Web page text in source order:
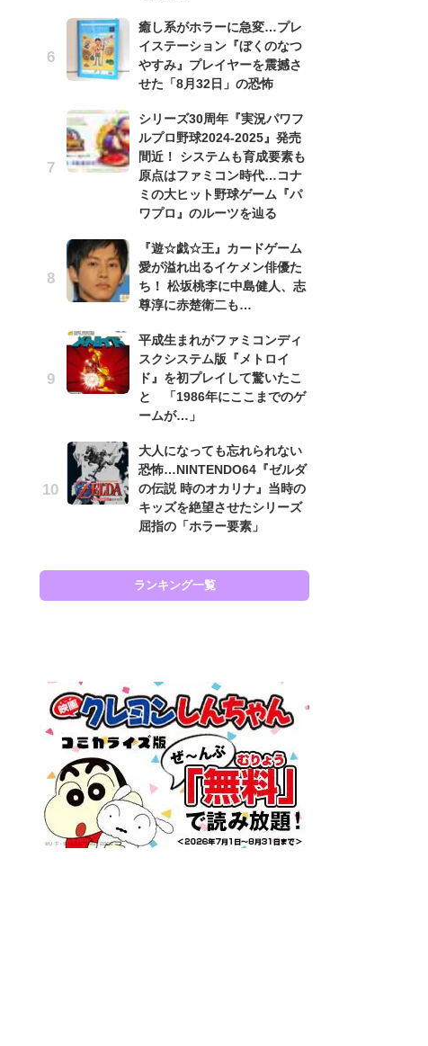
癒し系がホラーに急変…プレ
イステーション『ぼくのなつ
やすみ』プレイヤーを震撼さ
せた「8月32日」の恐怖
シリーズ30周年『実況パワフ
ルプロ野球2024-2025』発売
間近！ システムも育成要素も
原点はファミコン時代…コナ
ミの大ヒット野球ゲーム『パ
ワプロ』のルーツを辿る
『遊☆戯☆王』カードゲーム
愛が溢れ出るイケメン俳優た
ち！ 松坂桃李に中島健人、志
尊淳に赤楚衛二も…
平成生まれがファミコンディ
スクシステム版『メトロイ
ド』を初プレイして驚いたこ
と 「1986年にここまでのゲ
ームが…」
大人になっても忘れられない
恐怖…NINTENDO64『ゼルダ
の伝説 時のオカリナ』当時の
キッズを絶望させたシリーズ
屈指の「ホラー要素」
ランキング一覧